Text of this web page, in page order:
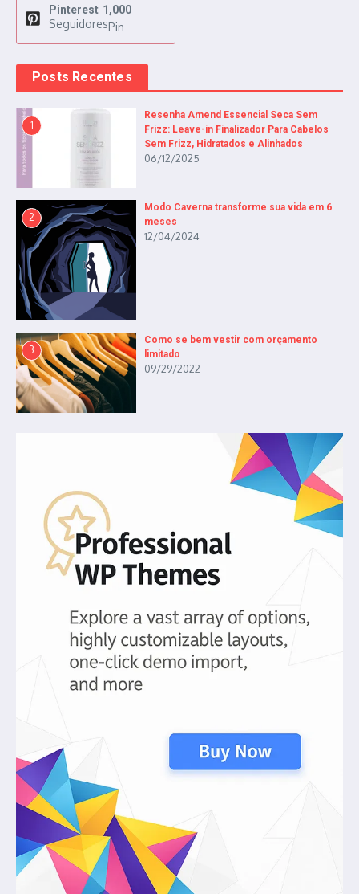
Pinterest 1,000
SeguidoresPin
Posts Recentes
1
Resenha Amend Essencial Seca Sem
Frizz: Leave-in Finalizador Para Cabelos
Sem Frizz, Hidratados e Alinhados
06/12/2025
2
Modo Caverna transforme sua vida em 6
meses
12/04/2024
3
Como se bem vestir com orçamento
limitado
09/29/2022